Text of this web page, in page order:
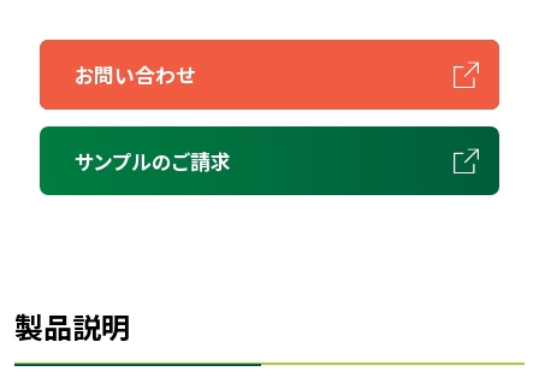
お問い合わせ
サンプルのご請求
製品説明